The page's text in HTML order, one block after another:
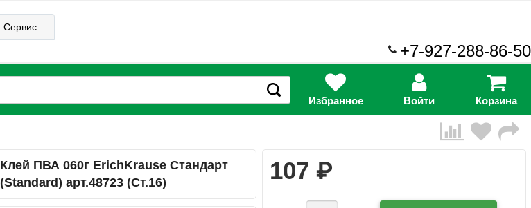
Сервис
+7-927-288-86-50
Избранное Войти Корзина
Клей ПВА 060г ErichKrause Стандарт
(Standard) арт.48723 (Ст.16)
107 ₽